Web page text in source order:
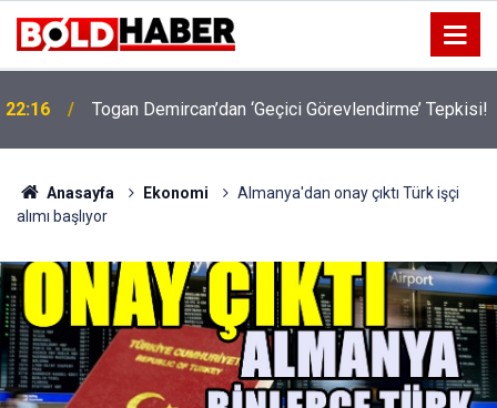
22:16 Togan Demircan’dan ‘Geçici Görevlendirme’ Tepkisi!
19:32 Sıcak Havalarda Ödem Şikayetini Hafife Almayın!
Anasayfa Ekonomi
Almanya'dan onay çıktı Türk işçi
alımı başlıyor